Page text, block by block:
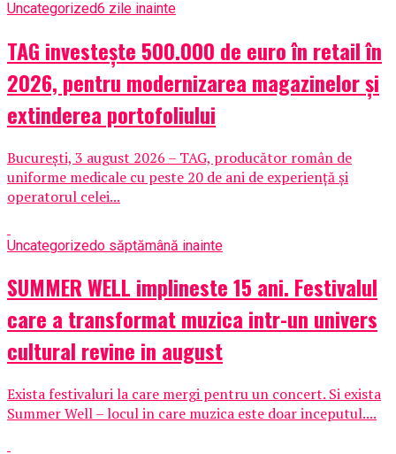
Uncategorized6 zile inainte
TAG investește 500.000 de euro în retail în
2026, pentru modernizarea magazinelor și
extinderea portofoliului
București, 3 august 2026 – TAG, producător român de
uniforme medicale cu peste 20 de ani de experiență și
operatorul celei...
Uncategorizedo săptămână inainte
SUMMER WELL implineste 15 ani. Festivalul
care a transformat muzica intr-un univers
cultural revine in august
Exista festivaluri la care mergi pentru un concert. Si exista
Summer Well – locul in care muzica este doar inceputul....